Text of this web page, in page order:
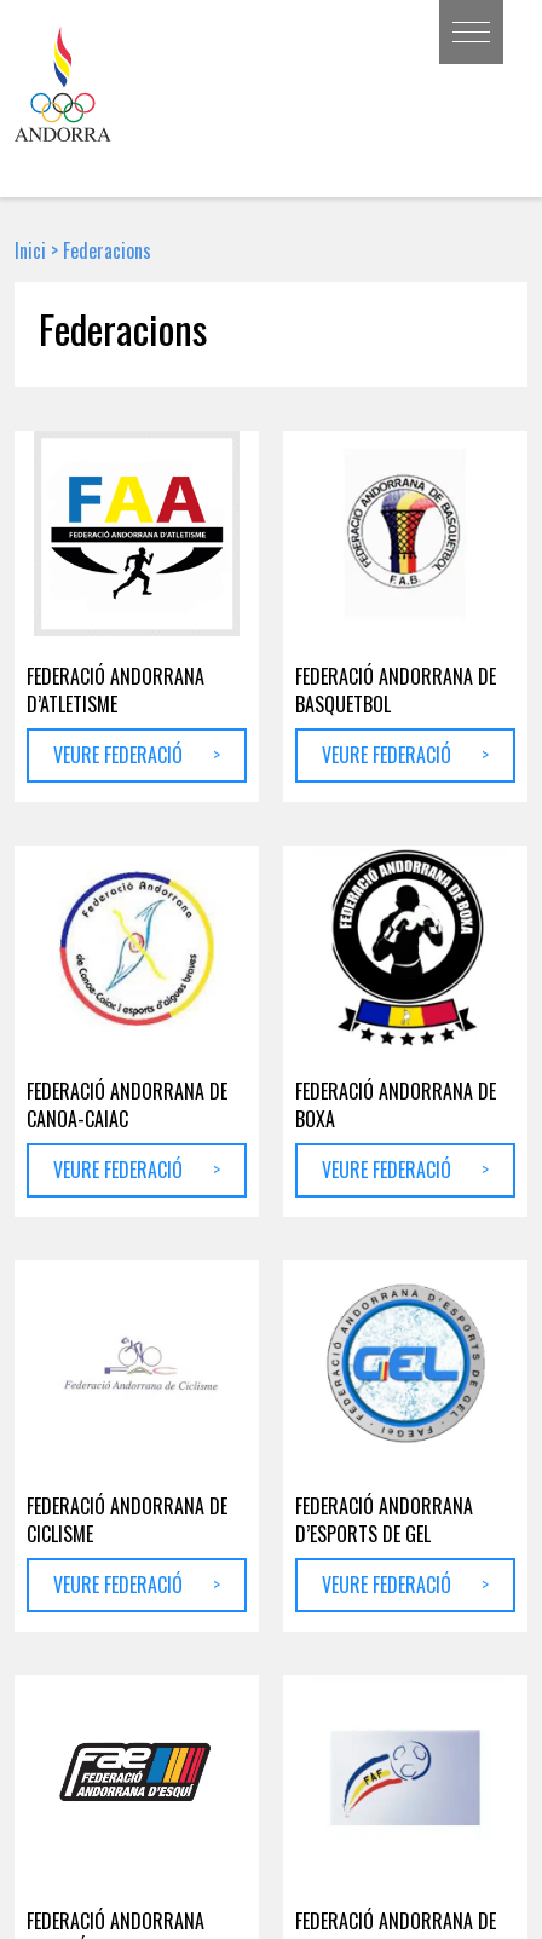
Inici > Federacions
Federacions
FEDERACIÓ ANDORRANA
D’ATLETISME
VEURE FEDERACIÓ
>
FEDERACIÓ ANDORRANA DE
BASQUETBOL
VEURE FEDERACIÓ
>
FEDERACIÓ ANDORRANA DE
CANOA-CAIAC
VEURE FEDERACIÓ
>
FEDERACIÓ ANDORRANA DE
BOXA
VEURE FEDERACIÓ
>
FEDERACIÓ ANDORRANA DE
CICLISME
VEURE FEDERACIÓ
>
FEDERACIÓ ANDORRANA
D’ESPORTS DE GEL
VEURE FEDERACIÓ
>
FEDERACIÓ ANDORRANA
FEDERACIÓ ANDORRANA DE